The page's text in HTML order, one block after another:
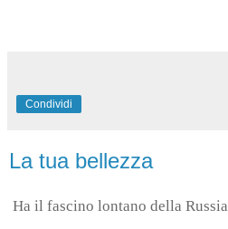
Condividi
La tua bellezza
Ha il fascino lontano della Russia